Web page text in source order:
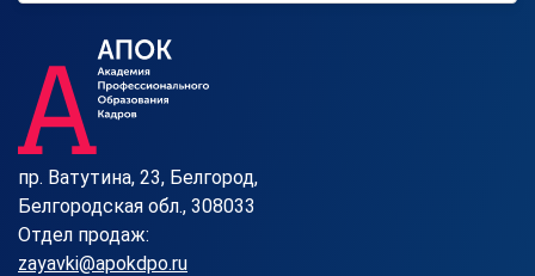
пр. Ватутина, 23, Белгород,
Белгородская обл., 308033
Отдел продаж:
zayavki@apokdpo.ru